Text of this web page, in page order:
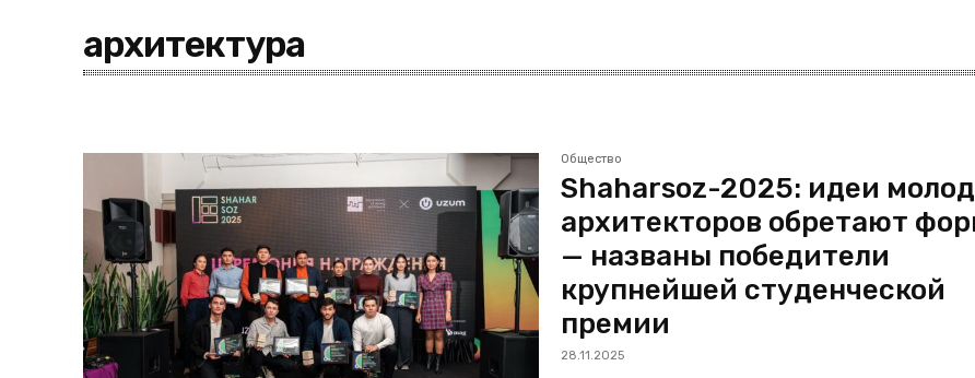
архитектура
Общество
Shaharsoz-2025: идеи
архитекторов обретают
— названы победители
крупнейшей студенческой
премии
28.11.2025